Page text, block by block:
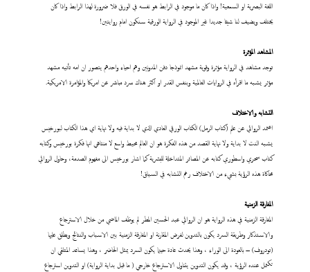
اللغة البصرية او السمعية! واذا كان ما موجود في الرابط هو نفسه في الورق فلا ضرورة لهذا الرابط واذا كان
يختلف ويضيف لنا شيئا جديدا غير الموجود في الرواية الورقية سنكون امام روايتين!
المشاهد المؤثرة
توجد مشاهد في الرواية مؤثرة وقوية مشهد انموذجا دفن المدونين وهم احياء واحدهم يتصور ان امه تأتيه مشهد
مؤثر يشبه ما اقرأه في الروايات العالمية وبنفس القدر او اكثر هناك سرد مباشر عن امريكا والمؤامرة الامريكية.
التشابه والاختلاف
اعتمد الروائي عن علم (كتاب الرمل) الكتاب الورقي العادي الذي لا بداية فيه ولا نهاية اي هذا الكتاب لبورخيس
يشبه النت لا بداية ولا نهاية القصد من هذه الفكرة هو ان العالم محيط واسع لا منتاهي انها فكرة بورخيس وكتابه
كتاب سحري واسطوري كتابه عن المصائر المتداخلة للبشرية كما اشار بورخيس الى مفهوم الصدمة، وحاول الروائي
محاكاة هذه الرؤية بشيء من الاختلاف رغم التشابه في السياق!
المفارقة الزمنية
المفارقة الزمنية في هذه الرواية هو ان الروائي عبد الحسين المطر لم يوظف الماضي من خلال الاسترجاع
والاستذكار وطريقة السرد يكون بالتدوين لفرض المقارنة او المفارقة الزمنية بين الاسباب والنتائج ويطلق عليها
(تودروف) – بالعودة الى الوراء ، وهذا يحدث عادة حينما يكون السرد يمثل الحاضر ، وهذا يساعد المتلقي ان
تكتمل عنده الرؤية ، وقد يكون التدوين يتناول الاسترجاع خارجي ( ما قبل بداية الرواية) او التدوين استرجاع